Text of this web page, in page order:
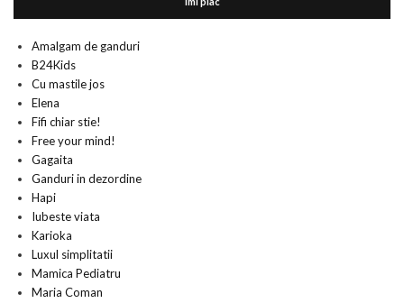
Amalgam de ganduri
B24Kids
Cu mastile jos
Elena
Fifi chiar stie!
Free your mind!
Gagaita
Ganduri in dezordine
Hapi
Iubeste viata
Karioka
Luxul simplitatii
Mamica Pediatru
Maria Coman